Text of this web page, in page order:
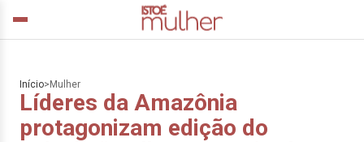
Início> Mulher
Líderes da Amazônia
protagonizam edição do